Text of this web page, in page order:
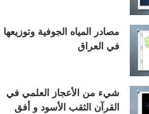
مصادر المياه الجوفية وتوزيعها
في العراق
شيء من الأعجاز العلمي في
القرآن الثقب الأسود و أفق